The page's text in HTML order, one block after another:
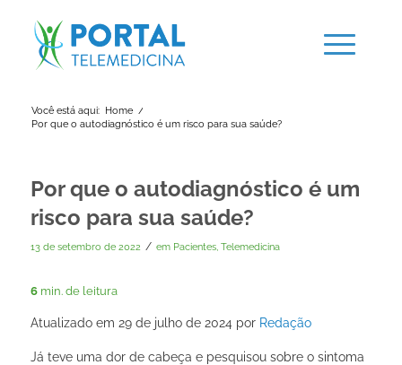
Você está aqui: Home /
Por que o autodiagnóstico é um risco para sua saúde?
Por que o autodiagnóstico é um
risco para sua saúde?
13 de setembro de 2022 / em Pacientes, Telemedicina
6 min. de leitura
Atualizado em 29 de julho de 2024 por Redação
Já teve uma dor de cabeça e pesquisou sobre o sintoma